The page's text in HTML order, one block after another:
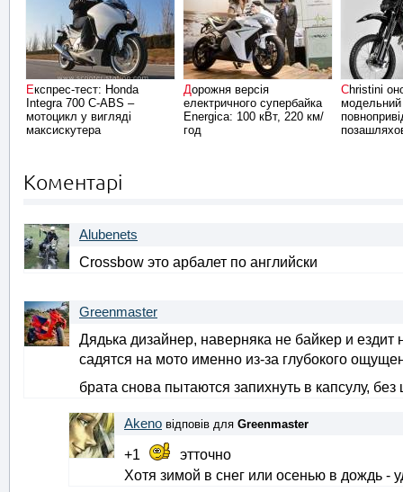
Експрес-тест: Honda
Integra 700 C-ABS –
мотоцикл у вигляді
максискутера
Дорожня версія
електричного супербайка
Energica: 100 кВт, 220 км/
год
Christini оновив
Коментарі
Alubenets
Crossbow это арбалет по английски
Greenmaster
Дядька дизайнер, наверняка не байкер и
садятся на мото именно из-за глубокого
брата снова пытаются запихнуть в капсулу, без
Akeno відповів для Greenmaster
+1
этточно
Хотя зимой в снег или осенью в дождь -